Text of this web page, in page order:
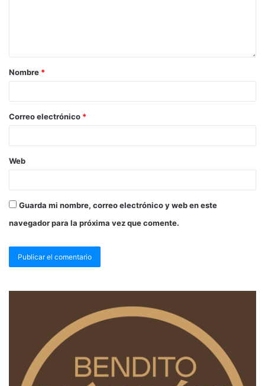
Nombre *
Correo electrónico *
Web
Guarda mi nombre, correo electrónico y web en este
navegador para la próxima vez que comente.